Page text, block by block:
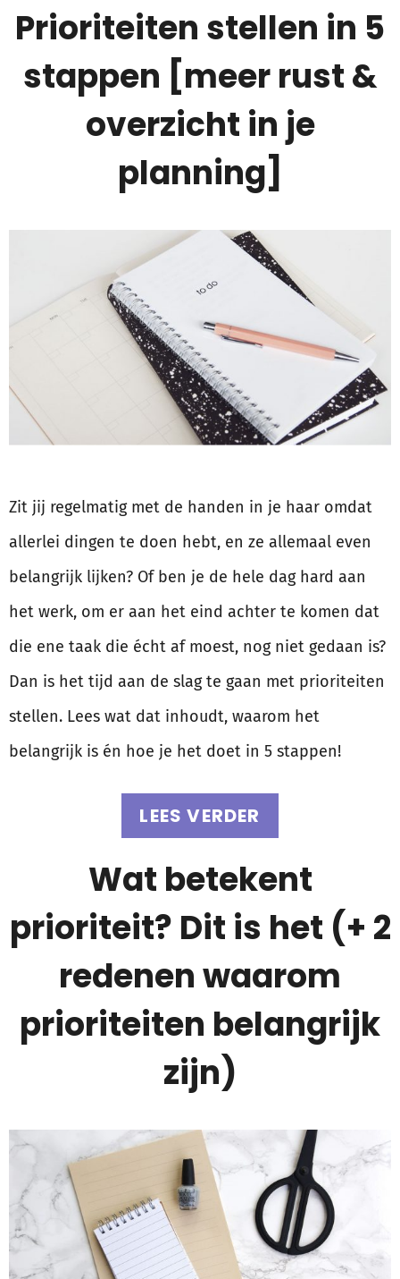
Prioriteiten stellen in 5
stappen [meer rust &
overzicht in je
planning]
Zit jij regelmatig met de handen in je haar omdat
allerlei dingen te doen hebt, en ze allemaal even
belangrijk lijken? Of ben je de hele dag hard aan
het werk, om er aan het eind achter te komen dat
die ene taak die écht af moest, nog niet gedaan is?
Dan is het tijd aan de slag te gaan met prioriteiten
stellen. Lees wat dat inhoudt, waarom het
belangrijk is én hoe je het doet in 5 stappen!
LEES VERDER
Wat betekent
prioriteit? Dit is het (+ 2
redenen waarom
prioriteiten belangrijk
zijn)